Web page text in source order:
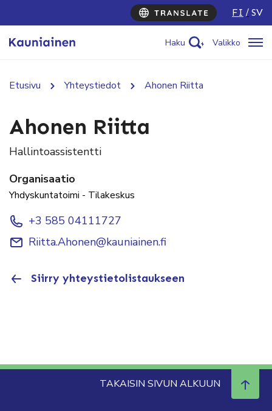
FI SV
Haku Valikko
Etusivu Yhteystiedot Ahonen Riitta
Ahonen Riitta
Hallintoassistentti
Organisaatio
Yhdyskuntatoimi - Tilakeskus
+3 585 04111727
Riitta.Ahonen@kauniainen.fi
Siirry yhteystietolistaukseen
TAKAISIN SIVUN ALKUUN